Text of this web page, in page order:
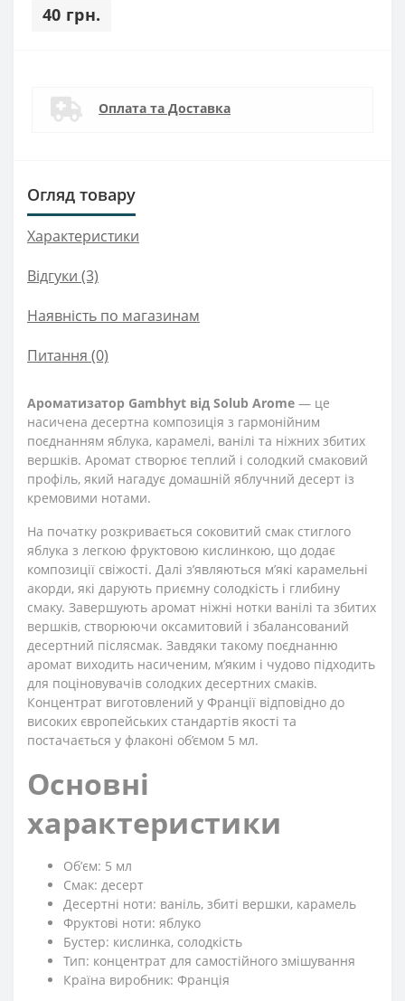
40 грн.
Оплата та Доставка
Огляд товару
Характеристики
Відгуки (3)
Наявність по магазинам
Питання (0)
Ароматизатор Gambhyt від Solub Arome — це
насичена десертна композиція з гармонійним
поєднанням яблука, карамелі, ванілі та ніжних збитих
вершків. Аромат створює теплий і солодкий смаковий
профіль, який нагадує домашній яблучний десерт із
кремовими нотами.
На початку розкривається соковитий смак стиглого
яблука з легкою фруктовою кислинкою, що додає
композиції свіжості. Далі з’являються м’які карамельні
акорди, які дарують приємну солодкість і глибину
смаку. Завершують аромат ніжні нотки ванілі та збитих
вершків, створюючи оксамитовий і збалансований
десертний післясмак. Завдяки такому поєднанню
аромат виходить насиченим, м’яким і чудово підходить
для поціновувачів солодких десертних смаків.
Концентрат виготовлений у Франції відповідно до
високих європейських стандартів якості та
постачається у флаконі об’ємом 5 мл.
Основні
характеристики
Обʼєм: 5 мл
Смак: десерт
Десертні ноти: ваніль, збиті вершки, карамель
Фруктові ноти: яблуко
Бустер: кислинка, солодкість
Тип: концентрат для самостійного змішування
Країна виробник: Франція